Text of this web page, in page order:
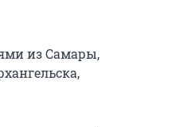
из Самары,